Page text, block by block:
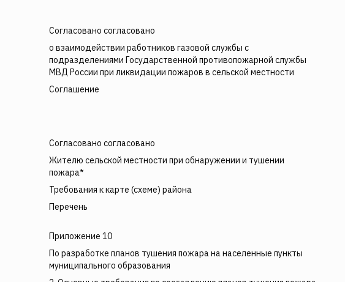
Согласовано согласовано
о взаимодействии работников газовой службы с
подразделениями Государственной противопожарной службы
МВД России при ликвидации пожаров в сельской местности
Соглашение
Согласовано согласовано
Жителю сельской местности при обнаружении и тушении
пожара*
Требования к карте (схеме) района
Перечень
Приложение 10
По разработке планов тушения пожара на населенные пункты
муниципального образования